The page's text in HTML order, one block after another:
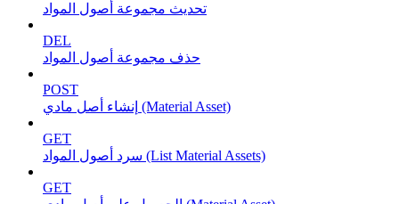
تحديث مجموعة أصول المواد
DEL
حذف مجموعة أصول المواد
POST
إنشاء أصل مادي (Material Asset)
GET
سرد أصول المواد (List Material Assets)
GET